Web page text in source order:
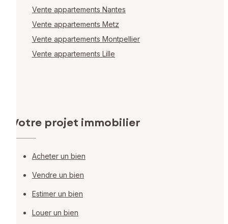
Vente appartements Nantes
Vente appartements Metz
Vente appartements Montpellier
Vente appartements Lille
Votre projet immobilier
Acheter un bien
Vendre un bien
Estimer un bien
Louer un bien